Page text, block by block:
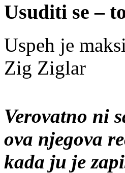
Usuditi se –
Uspeh je
Zig Ziglar
Verovatno ni
ova njegova
kada ju je